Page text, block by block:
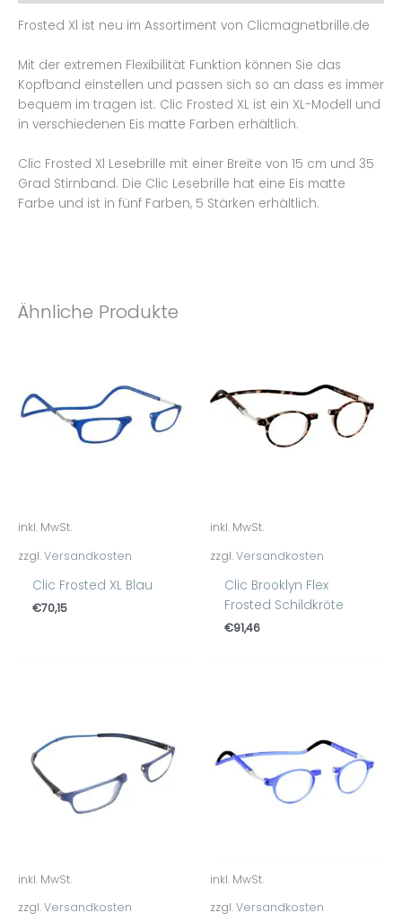
Frosted Xl ist neu im Assortiment von Clicmagnetbrille.de
Mit der extremen Flexibilität Funktion können Sie das
Kopfband einstellen und passen sich so an dass es immer
bequem im tragen ist. Clic Frosted XL ist ein XL-Modell und
in verschiedenen Eis matte Farben erhältlich.
Clic Frosted Xl Lesebrille mit einer Breite von 15 cm und 35
Grad Stirnband. Die Clic Lesebrille hat eine Eis matte
Farbe und ist in fünf Farben, 5 Stärken erhältlich.
Ähnliche Produkte
inkl. MwSt.
zzgl.Versandkosten
Clic Frosted XL Blau
€70,15
inkl. MwSt.
zzgl.Versandkosten
Clic Brooklyn Flex
Frosted Schildkröte
€91,46
inkl. MwSt.
zzgl.Versandkosten
inkl. MwSt.
zzgl.Versandkosten